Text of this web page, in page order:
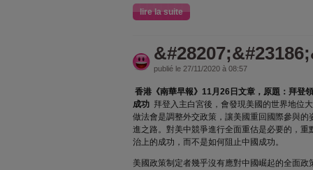
lire la suite
publié le 27/11/2020 à 08:57
香港《南華早報》11月26日文章，原題：拜登
成功 拜登入主白宮後，會發現美國的世界地位
做法會是調整外交政策，讓美國重回國際參與
進之路。對美中競爭進行全面重估是必要的，
治上的成功，而不是如何阻止中國成功。
美國政策制定者幾乎沒有應對中國崛起的全面